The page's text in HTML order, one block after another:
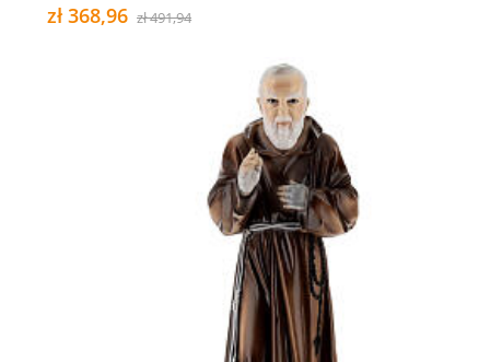
zł 368,96 zł 491,94